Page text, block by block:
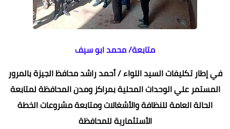
متابعة/ محمد ابو سيف
في إطار تكليفات السيد اللواء / أحمد راشد محافظ الجيزة بالمرور
المستمر علي الوحدات المحلية بمراكز ومدن المحافظة لمتابعة
الحالة العامة للنظافة والأشغالات ومتابعة مشروعات الخطة
الأستثمارية للمحافظة